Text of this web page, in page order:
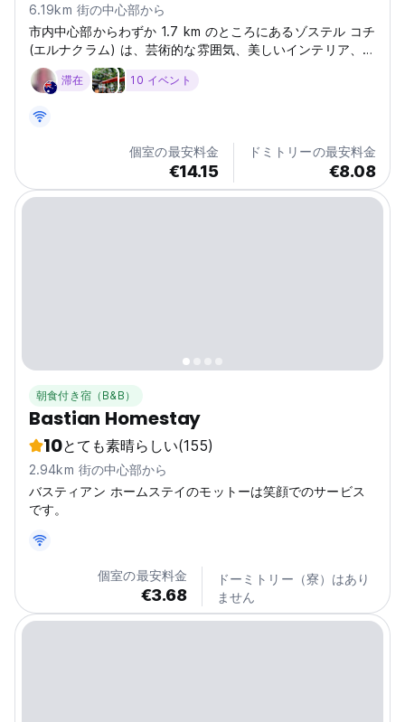
6.19km 街の中心部から
市内中心部からわずか 1.7 km のところにあるゾステル コチ
(エルナクラム) は、芸術的な雰囲気、美しいインテリア、風
変わりな壁アート、そして明るい色の飛び散りによって打ち
砕かれたモノクロの配色を備えたビジョンです。
滞在 10 イベント
個室の最安料金
€14.15
ドミトリーの最安料金
€8.08
朝食付き宿（B&B）
Bastian Homestay
10とても素晴らしい(155)
2.94km 街の中心部から
バスティアン ホームステイのモットーは笑顔でのサービス
です。
個室の最安料金
€3.68
ドーミトリー（寮）はあり
ません